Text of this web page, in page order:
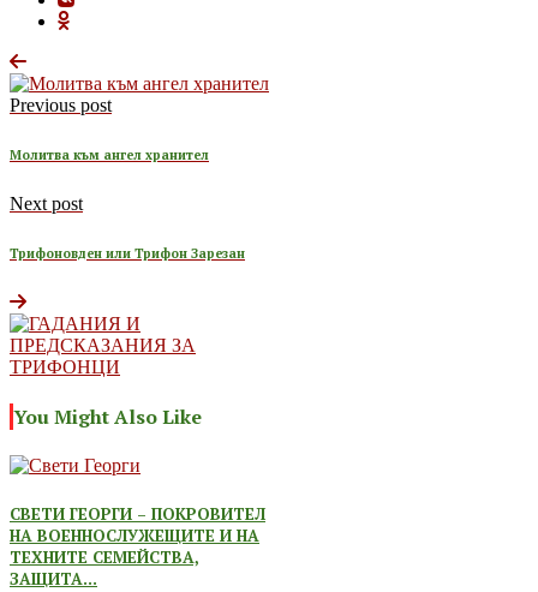
Previous post
Молитва към ангел хранител
Next post
Трифоновден или Трифон Зарезан
You Might Also Like
СВЕТИ ГЕОРГИ – ПОКРОВИТЕЛ
НА ВОЕННОСЛУЖЕЩИТЕ И НА
ТЕХНИТЕ СЕМЕЙСТВА,
ЗАЩИТА…